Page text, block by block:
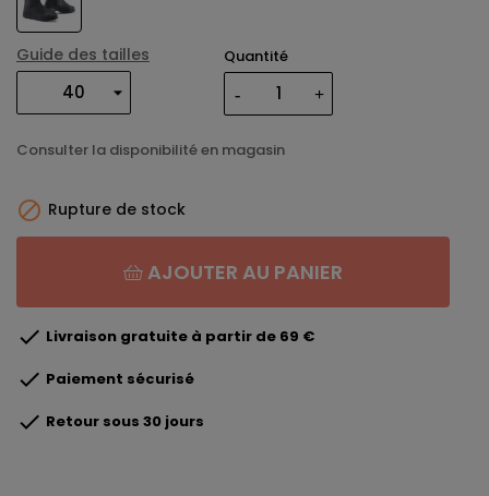
Guide des tailles Quantité
Consulter la disponibilité en magasin
 Rupture de stock
AJOUTER AU PANIER
 Livraison gratuite à partir de 69 €
 Paiement sécurisé
 Retour sous 30 jours